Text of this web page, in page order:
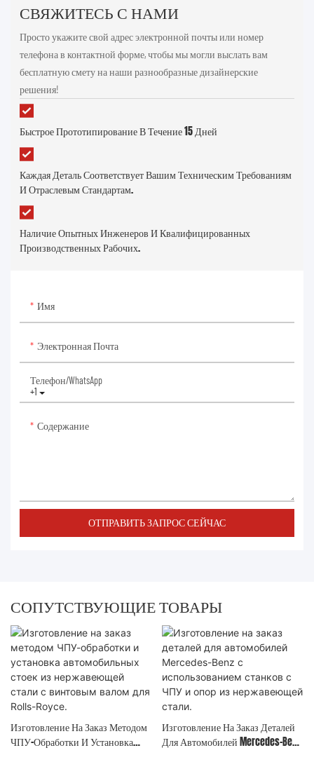
СВЯЖИТЕСЬ С НАМИ
Просто укажите свой адрес электронной почты или номер
телефона в контактной форме, чтобы мы могли выслать вам
бесплатную смету на наши разнообразные дизайнерские
решения!
Быстрое Прототипирование В Течение 15 Дней
Каждая Деталь Соответствует Вашим Техническим Требованиям
И Отраслевым Стандартам.
Наличие Опытных Инженеров И Квалифицированных
Производственных Рабочих.
Имя
Электронная Почта
+1
Телефон/WhatsApp
Содержание
ОТПРАВИТЬ ЗАПРОС СЕЙЧАС
СОПУТСТВУЮЩИЕ ТОВАРЫ
Изготовление На Заказ Методом
ЧПУ-Обработки И Установка
Изготовление На Заказ Деталей
Для Автомобилей Mercedes-Benz